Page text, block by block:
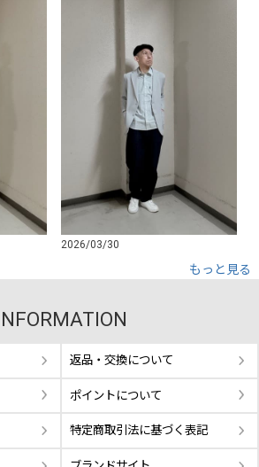
2026/03/30
もっと見る
返品・交換について
ポイントについて
特定商取引法に基づく表記